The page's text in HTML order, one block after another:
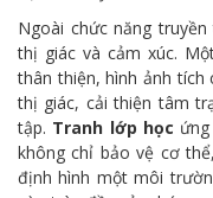
Ngoài chức năng
thị giác và cảm xúc.
thân thiện, hình ảnh
thị giác, cải thiện tâm
tập. Tranh lớp học
không chỉ bảo vệ cơ
định hình một môi